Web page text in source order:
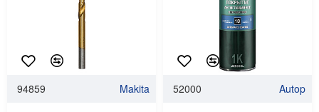
94859 Makita 52000 Autop